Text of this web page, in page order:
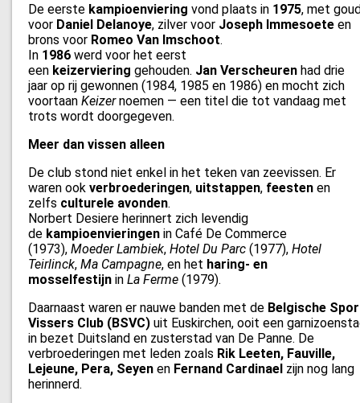
De eerste kampioenviering vond plaats in 1975, met
voor Daniel Delanoye, zilver voor Joseph Immesoete en
brons voor Romeo Van Imschoot.
In 1986 werd voor het eerst
een keizerviering gehouden. Jan Verscheuren had drie
jaar op rij gewonnen (1984, 1985 en 1986) en mocht zich
voortaan Keizernoemen — een titel die tot vandaag met
trots wordt doorgegeven.
Meer dan vissen alleen
De club stond niet enkel in het teken van zeevissen. Er
waren ook verbroederingen, uitstappen, feesten en
zelfs culturele avonden.
Norbert Desiere herinnert zich levendig
de kampioenvieringen in Café De Commerce
(1973), Moeder Lambiek, Hotel Du Parc (1977), Hotel
Teirlinck, Ma Campagne, en het haring- en
mosselfestijn in La Ferme (1979).
Daarnaast waren er nauwe banden met de Belgische
Vissers Club (BSVC) uit Euskirchen, ooit een
in bezet Duitsland en zusterstad van De Panne. De
verbroederingen met leden zoals Rik Leeten, Fauville,
Lejeune, Pera, Seyen en Fernand Cardinael zijn nog lang
herinnerd.